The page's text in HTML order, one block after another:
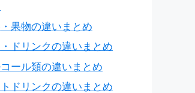
果物の違いまとめ
ドリンクの違いまとめ
ール類の違いまとめ
ドリンクの違いまとめ